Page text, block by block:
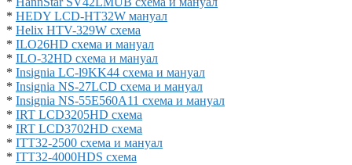
* HEDY LCD-HT32W мануал
* Helix HTV-329W схема
* ILO26HD схема и мануал
* ILO-32HD схема и мануал
* Insignia LC-l9KK44 схема и мануал
* Insignia NS-27LCD схема и мануал
* Insignia NS-55E560A11 схема и мануал
* IRT LCD3205HD схема
* IRT LCD3702HD схема
* ITT32-2500 схема и мануал
* ITT32-4000HDS схема